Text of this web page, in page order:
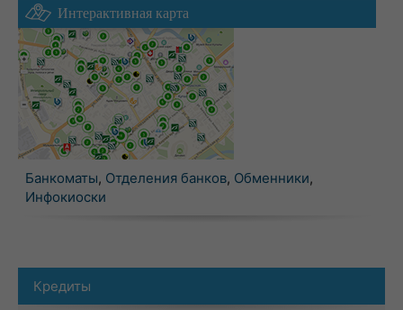
Интерактивная карта
Банкоматы, Отделения банков, Обменники,
Инфокиоски
Кредиты